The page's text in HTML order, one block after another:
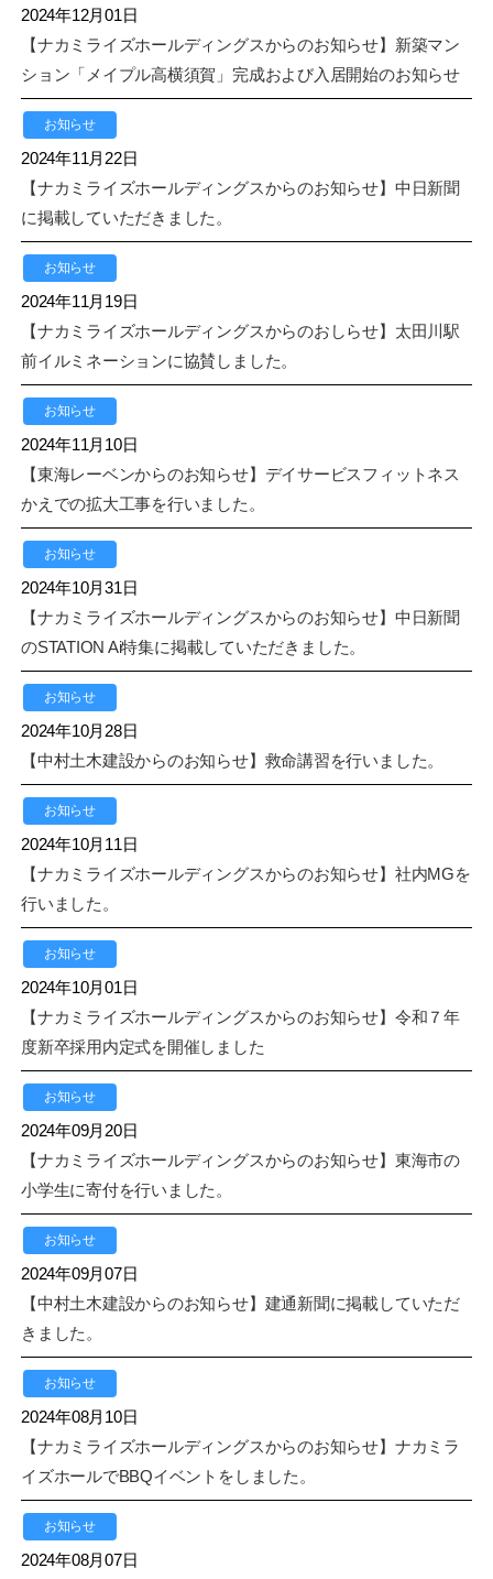
2024年12月01日
【ナカミライズホールディングスからのお知らせ】新築マン
ション「メイプル高横須賀」完成および入居開始のお知らせ
お知らせ
2024年11月22日
【ナカミライズホールディングスからのお知らせ】中日新聞
に掲載していただきました。
お知らせ
2024年11月19日
【ナカミライズホールディングスからのおしらせ】太田川駅
前イルミネーションに協賛しました。
お知らせ
2024年11月10日
【東海レーベンからのお知らせ】デイサービスフィットネス
かえでの拡大工事を行いました。
お知らせ
2024年10月31日
【ナカミライズホールディングスからのお知らせ】中日新聞
のSTATION Ai特集に掲載していただきました。
お知らせ
2024年10月28日
【中村土木建設からのお知らせ】救命講習を行いました。
お知らせ
2024年10月11日
【ナカミライズホールディングスからのお知らせ】社内MGを
行いました。
お知らせ
2024年10月01日
【ナカミライズホールディングスからのお知らせ】令和７年
度新卒採用内定式を開催しました
お知らせ
2024年09月20日
【ナカミライズホールディングスからのお知らせ】東海市の
小学生に寄付を行いました。
お知らせ
2024年09月07日
【中村土木建設からのお知らせ】建通新聞に掲載していただ
きました。
お知らせ
2024年08月10日
【ナカミライズホールディングスからのお知らせ】ナカミラ
イズホールでBBQイベントをしました。
お知らせ
2024年08月07日